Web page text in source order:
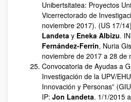
Unibertsitatea: Proyectos
Vicerrectorado de
noviembre 2017). (US 17/
Landeta y Eneka Albizu.
Fernández-Ferrín, Nuria
noviembre de 2017 a 28 de
Convocatoria de Ayudas a
Investigación de la UPV/
Innovación y Personas”
IP: Jon Landeta. 1/1/2015